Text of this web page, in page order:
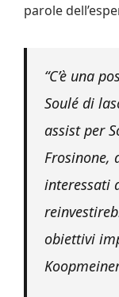
parole
“C’è una
Soulé di
assist per
Frosinone,
interessati
obiettivi